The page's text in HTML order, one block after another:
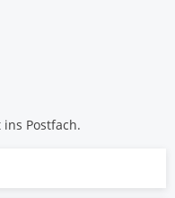
Postfach.